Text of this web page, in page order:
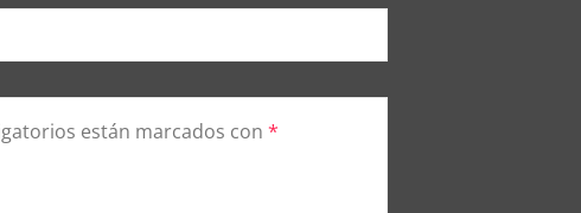
están marcados con *